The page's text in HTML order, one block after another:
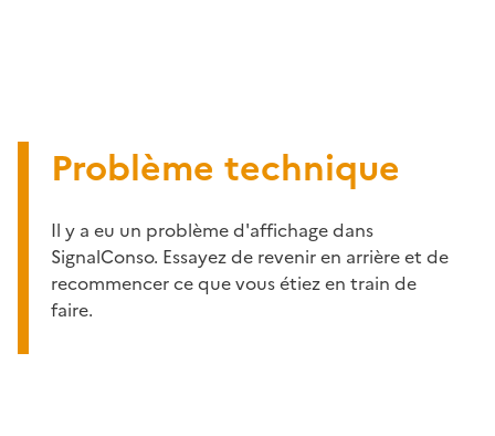
Problème technique
Il y a eu un problème d'affichage dans
SignalConso. Essayez de revenir en arrière et de
recommencer ce que vous étiez en train de
faire.